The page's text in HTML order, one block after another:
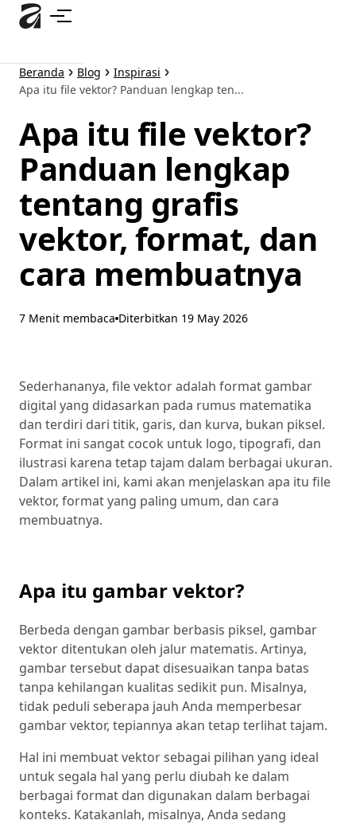
Lewati
utama
Beranda Blog
Inspirasi
Apa itu file vektor? Panduan lengkap ten...
Apa itu file vektor?
Panduan lengkap
tentang grafis
vektor, format, dan
cara membuatnya
7 Menit membaca Diterbitkan 19 May 2026
Sederhananya, file vektor adalah format gambar
digital yang didasarkan pada rumus matematika
dan terdiri dari titik, garis, dan kurva, bukan piksel.
Format ini sangat cocok untuk logo, tipografi, dan
ilustrasi karena tetap tajam dalam berbagai ukuran.
Dalam artikel ini, kami akan menjelaskan apa itu file
vektor, format yang paling umum, dan cara
membuatnya.
Apa itu gambar vektor?
Berbeda dengan gambar berbasis piksel, gambar
vektor ditentukan oleh jalur matematis. Artinya,
gambar tersebut dapat disesuaikan tanpa batas
tanpa kehilangan kualitas sedikit pun. Misalnya,
tidak peduli seberapa jauh Anda memperbesar
gambar vektor, tepiannya akan tetap terlihat tajam.
Hal ini membuat vektor sebagai pilihan yang ideal
untuk segala hal yang perlu diubah ke dalam
berbagai format dan digunakan dalam berbagai
konteks. Katakanlah, misalnya, Anda sedang